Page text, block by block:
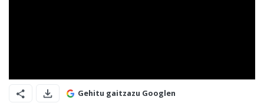
Gehitu gaitzazu Googlen